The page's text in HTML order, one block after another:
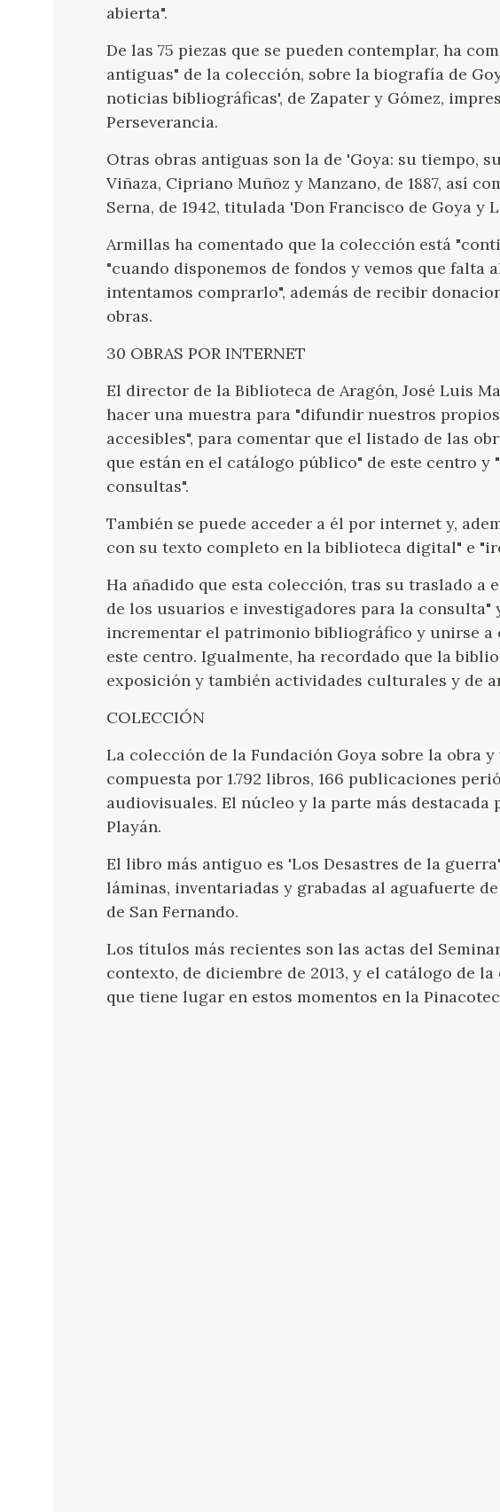
abierta".
De las 75 piezas que se pueden contemplar, ha
antiguas" de la colección, sobre la biografía de
noticias bibliográficas', de Zapater y Gómez,
Perseverancia.
Otras obras antiguas son la de 'Goya: su tiempo,
Viñaza, Cipriano Muñoz y Manzano, de 1887, así
Serna, de 1942, titulada 'Don Francisco de Goya y
Armillas ha comentado que la colección está
"cuando disponemos de fondos y vemos que falta
intentamos comprarlo", además de recibir
obras.
30 OBRAS POR INTERNET
El director de la Biblioteca de Aragón, José Luis
hacer una muestra para "difundir nuestros
accesibles", para comentar que el listado de las
que están en el catálogo público" de este centro y
consultas".
También se puede acceder a él por internet y,
con su texto completo en la biblioteca digital" e
Ha añadido que esta colección, tras su traslado a
de los usuarios e investigadores para la consulta"
incrementar el patrimonio bibliográfico y unirse a
este centro. Igualmente, ha recordado que la
exposición y también actividades culturales y de
COLECCIÓN
La colección de la Fundación Goya sobre la obra
compuesta por 1.792 libros, 166 publicaciones
audiovisuales. El núcleo y la parte más
Playán.
El libro más antiguo es 'Los Desastres de la
láminas, inventariadas y grabadas al aguafuerte
de San Fernando.
Los títulos más recientes son las actas del
contexto, de diciembre de 2013, y el catálogo de
que tiene lugar en estos momentos en la